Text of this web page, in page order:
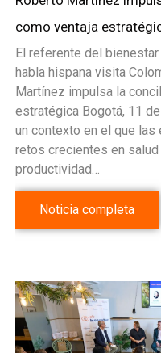
como ventaja
El referente del
habla hispana visita
Martínez impulsa la
estratégica Bogotá, 11
un contexto en el que las
retos crecientes en salud
productividad…
Noticia completa